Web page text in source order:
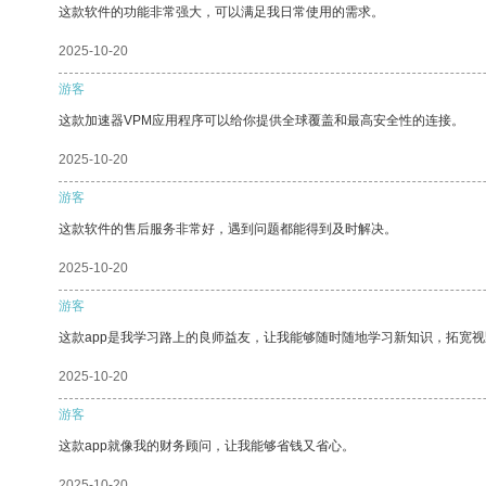
这款软件的功能非常强大，可以满足我日常使用的需求。
2025-10-20
游客
这款加速器VPM应用程序可以给你提供全球覆盖和最高安全性的连接。
2025-10-20
游客
这款软件的售后服务非常好，遇到问题都能得到及时解决。
2025-10-20
游客
这款app是我学习路上的良师益友，让我能够随时随地学习新知识，拓宽
2025-10-20
游客
这款app就像我的财务顾问，让我能够省钱又省心。